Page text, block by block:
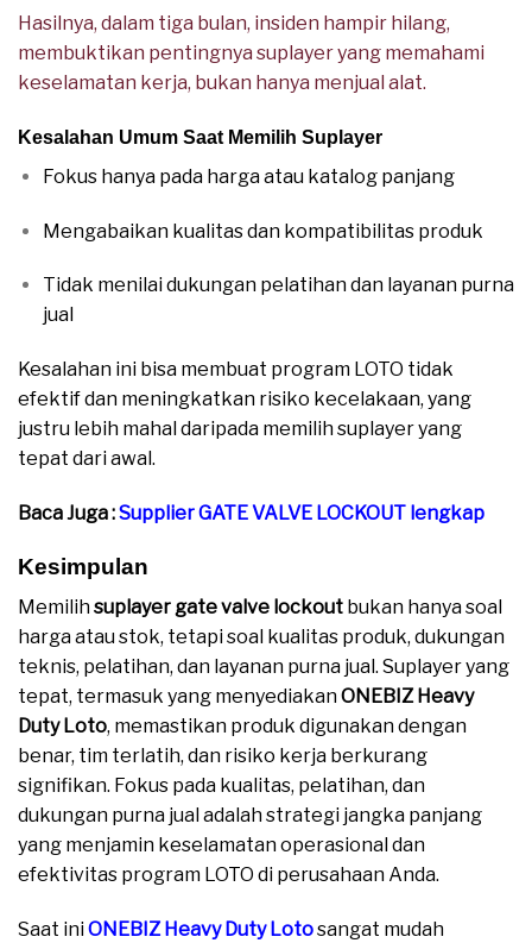
Hasilnya, dalam tiga bulan, insiden hampir hilang,
membuktikan pentingnya suplayer yang memahami
keselamatan kerja, bukan hanya menjual alat.
Kesalahan Umum Saat Memilih Suplayer
Fokus hanya pada harga atau katalog panjang
Mengabaikan kualitas dan kompatibilitas produk
Tidak menilai dukungan pelatihan dan layanan purna
jual
Kesalahan ini bisa membuat program LOTO tidak
efektif dan meningkatkan risiko kecelakaan, yang
justru lebih mahal daripada memilih suplayer yang
tepat dari awal.
Baca Juga :Supplier GATE VALVE LOCKOUT lengkap
Kesimpulan
Memilihsuplayer gate valve lockout bukan hanya soal
harga atau stok, tetapi soal kualitas produk, dukungan
teknis, pelatihan, dan layanan purna jual. Suplayer yang
tepat, termasuk yang menyediakanONEBIZ Heavy
Duty Loto, memastikan produk digunakan dengan
benar, tim terlatih, dan risiko kerja berkurang
signifikan. Fokus pada kualitas, pelatihan, dan
dukungan purna jual adalah strategi jangka panjang
yang menjamin keselamatan operasional dan
efektivitas program LOTO di perusahaan Anda.
Saat iniONEBIZ Heavy Duty Lotosangat mudah